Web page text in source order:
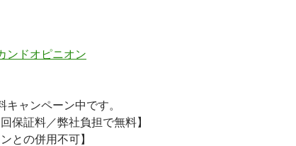
ンドオピニオン
キャンペーン中です。
保証料／弊社負担で無料】
との併用不可】